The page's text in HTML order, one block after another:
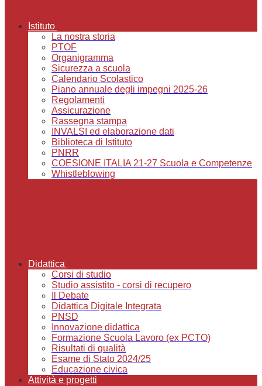
Istituto
La nostra storia
PTOF
Organigramma
Sicurezza a scuola
Calendario Scolastico
Piano annuale degli impegni 2025-26
Regolamenti
Assicurazione
Rassegna stampa
INVALSI ed elaborazione dati
Biblioteca di Istituto
PNRR
COESIONE ITALIA 21-27 Scuola e Competenze
Whistleblowing
Didattica
Corsi di studio
Studio assistito - corsi di recupero
Il Debate
Didattica Digitale Integrata
PNSD
Innovazione didattica
Formazione Scuola Lavoro (ex PCTO)
Risultati di qualità
Esame di Stato 2024/25
Educazione civica
Attività e progetti